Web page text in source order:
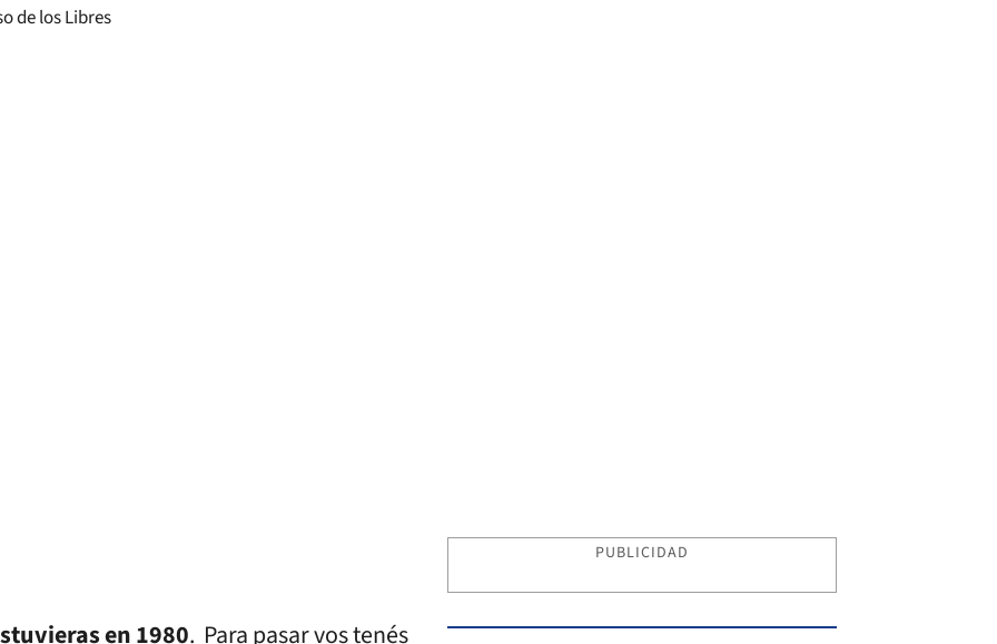
en 1980. Para pasar vos tenés
PUBLICIDAD